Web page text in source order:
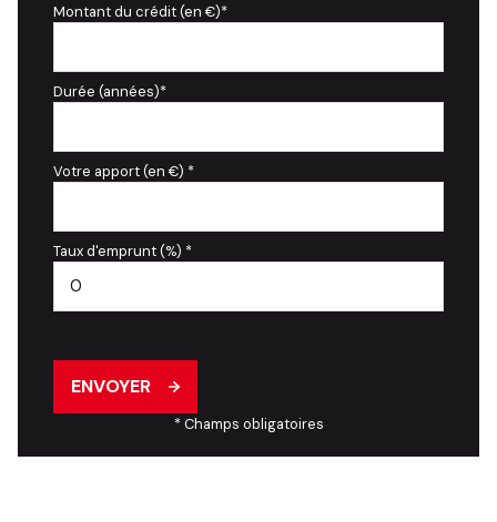
Montant du crédit (en €)*
Durée (années)*
Votre apport (en €) *
Taux d'emprunt (%) *
ENVOYER
* Champs obligatoires